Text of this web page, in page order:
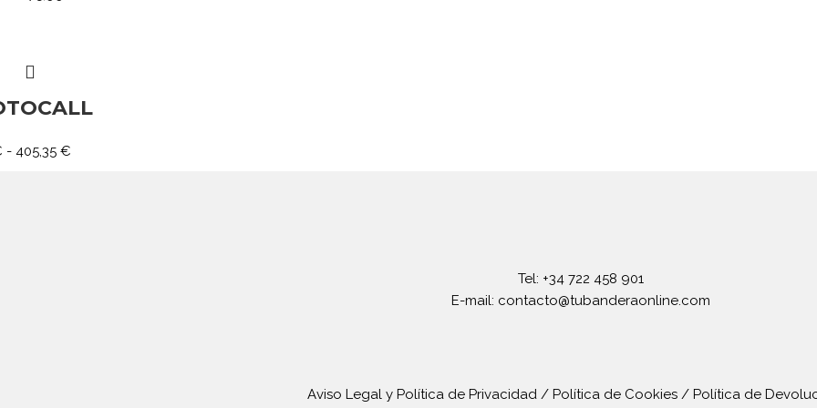
- 405,35 €
Tel: +34 722 458 901
E-mail: contacto@tubanderaonline.com
Aviso Legal y Política de Privacidad / Política de Cookies / Política de